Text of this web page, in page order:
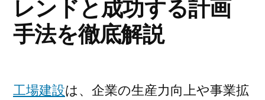
最
新
ト
ド
レンドと成功する計画
手法を徹底解説
工場建設は、企業の生産力向上や事業拡